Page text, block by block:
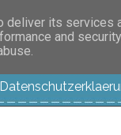
außer
its services
and